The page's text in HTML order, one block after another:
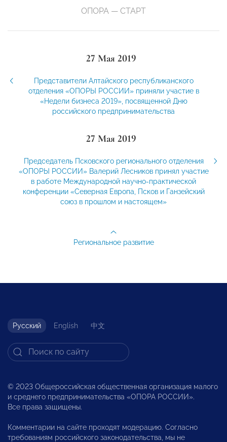
ОПОРА — СТАРТ
27 Мая 2019
Представители Алтайского республиканского
отделения «ОПОРЫ РОССИИ» приняли участие в
«Недели бизнеса 2019», посвященной Дню
российского предпринимательства
27 Мая 2019
Председатель Псковского регионального отделения
«ОПОРЫ РОССИИ» Валерий Лесников принял участие
в работе Международной научно-практической
конференции «Северная Европа, Псков и Ганзейский
союз в прошлом и настоящем»
Региональное развитие
Русский English 中文
© 2023 Общероссийская общественная организация малого
и среднего предпринимательства «ОПОРА РОССИИ».
Все права защищены.
Комментарии на сайте проходят модерацию. Согласно
требованиям российского законодательства, мы не